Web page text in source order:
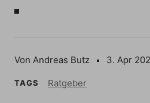
Von Andreas Butz 3. Apr
TAGS Ratgeber